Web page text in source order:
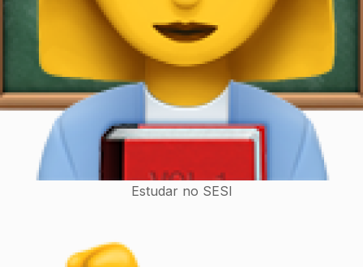
Estudar no SESI